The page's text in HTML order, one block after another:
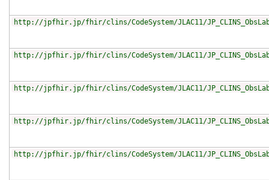
http://jpfhir.jp/fhir/clins/CodeSystem/JLAC11/
http://jpfhir.jp/fhir/clins/CodeSystem/JLAC11/
http://jpfhir.jp/fhir/clins/CodeSystem/JLAC11/
http://jpfhir.jp/fhir/clins/CodeSystem/JLAC11/
http://jpfhir.jp/fhir/clins/CodeSystem/JLAC11/